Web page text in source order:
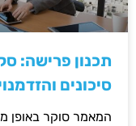
תכנון פרישה:
סיכונים
המאמר סוקר באופן